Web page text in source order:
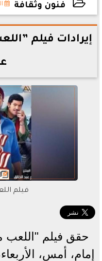
فنون وثقافة
2024-07-11 13:49:40
إيرادات فيلم
فيلم
حقق فيلم "اللعب
إمام، أمس،